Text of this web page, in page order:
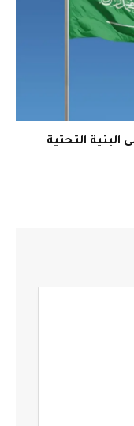
التحتية